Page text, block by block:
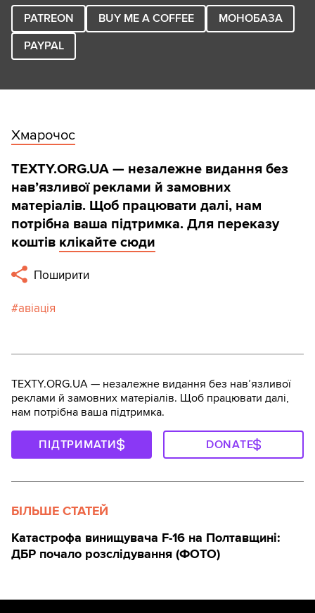
PATREON BUY ME A COFFEE
МОНОБАЗА
PAYPAL
Хмарочос
TEXTY.ORG.UA — незалежне видання без
навʼязливої реклами й замовних
матеріалів. Щоб працювати далі, нам
потрібна ваша підтримка. Для переказу
коштів клікайте сюди
Поширити
авіація
TEXTY.ORG.UA — незалежне видання без навʼязливої
реклами й замовних матеріалів. Щоб працювати далі,
нам потрібна ваша підтримка.
ПІДТРИМАТИ DONATE
БІЛЬШЕ СТАТЕЙ
Катастрофа винищувача F-16 на Полтавщині:
ДБР почало розслідування (ФОТО)